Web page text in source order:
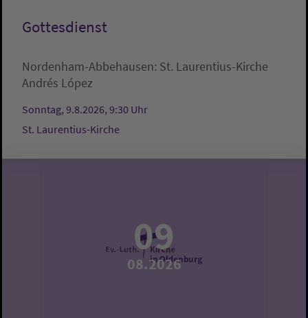
Gottesdienst
Nordenham-Abbehausen: St. Laurentius-Kirche
Andrés López
Sonntag, 9.8.2026, 9:30 Uhr
St. Laurentius-Kirche
09
08.2026